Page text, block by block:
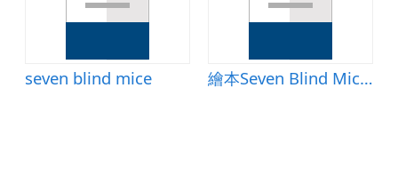
seven blind mice 繪本Seven Blind Mice學習單